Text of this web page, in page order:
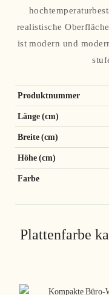
realistische
ist modern und
Produktnummer
Länge (cm)
Breite (cm)
Höhe (cm)
Farbe
Plattenfarbe